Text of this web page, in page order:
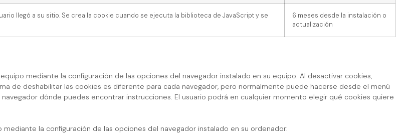
llegó a su sitio. Se crea la cookie cuando se ejecuta la biblioteca de JavaScript y se
6 meses desde la instalación o
actualización
mediante la configuración de las opciones del navegador instalado en su equipo. Al desactivar cookies,
de deshabilitar las cookies es diferente para cada navegador, pero normalmente puede hacerse desde el menú
dónde puedes encontrar instrucciones. El usuario podrá en cualquier momento elegir qué cookies quiere
la configuración de las opciones del navegador instalado en su ordenador: